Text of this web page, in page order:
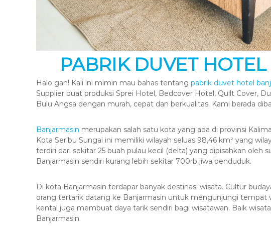
PABRIK DUVET
Halo gan! Kali ini mimin mau bahas tentang pabrik duvet hotel
Supplier buat produksi Sprei Hotel, Bedcover Hotel, Quilt Cover,
Bulu Angsa dengan murah, cepat dan berkualitas. Kami berada
Banjarmasin merupakan salah satu kota yang ada di provinsi
Kota Seribu Sungai ini memiliki wilayah seluas 98,46 km² yang
terdiri dari sekitar 25 buah pulau kecil (delta) yang dipisahkan oleh
Banjarmasin sendiri kurang lebih sekitar 700rb jiwa penduduk.
Di kota Banjarmasin terdapar banyak destinasi wisata. Cultur
orang tertarik datang ke Banjarmasin untuk mengunjungi tempat
kental juga membuat daya tarik sendiri bagi wisatawan. Baik
Banjarmasin.